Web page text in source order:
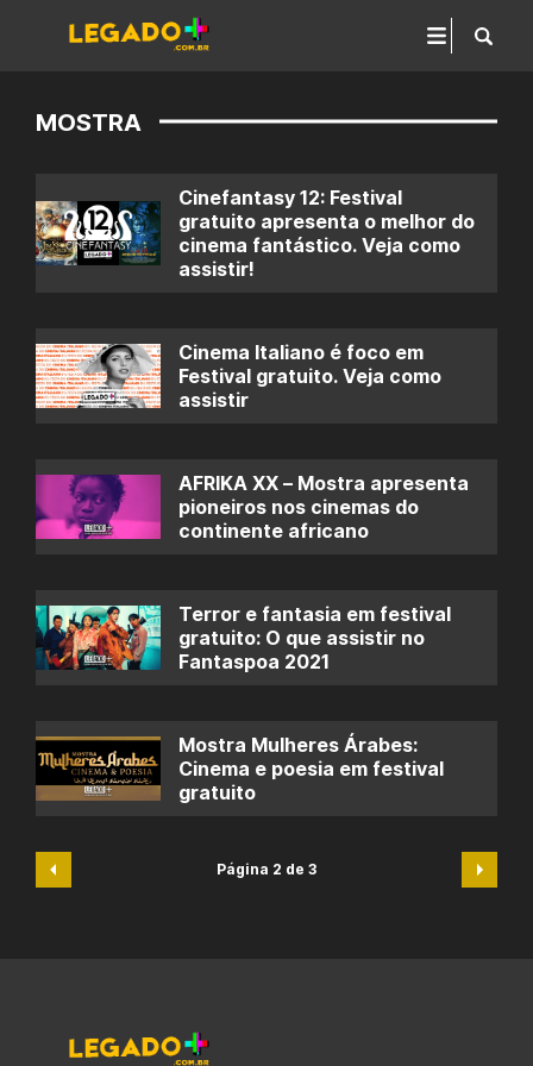
MOSTRA
Cinefantasy 12: Festival
gratuito apresenta o melhor do
cinema fantástico. Veja como
assistir!
Cinema Italiano é foco em
Festival gratuito. Veja como
assistir
AFRIKA XX – Mostra apresenta
pioneiros nos cinemas do
continente africano
Terror e fantasia em festival
gratuito: O que assistir no
Fantaspoa 2021
Mostra Mulheres Árabes:
Cinema e poesia em festival
gratuito
Página 2 de 3